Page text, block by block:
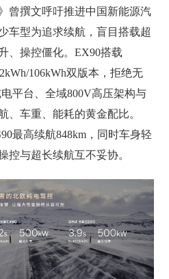
曾撰文呼吁推进中国新能源汽
车型为追求续航，盲目搭载超
、操控僵化。EX90搭载
106kWh双版本，拒绝无
平台、全域800V高压架构与
、车重、能耗的黄金配比。
最高续航848km，同时车身轻
控与超长续航互不妥协。